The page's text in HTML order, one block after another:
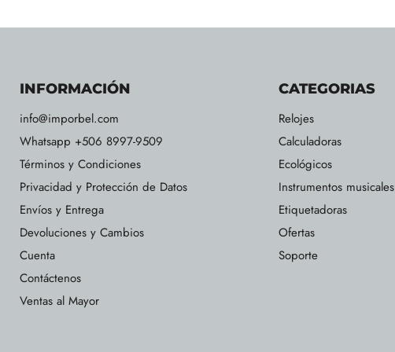
INFORMACIÓN
info@imporbel.com
Whatsapp +506 8997-9509
Términos y Condiciones
Privacidad y Protección de Datos
Envíos y Entrega
Devoluciones y Cambios
Cuenta
Contáctenos
Ventas al Mayor
CATEGORIAS
Relojes
Calculadoras
Ecológicos
Instrumentos musicales
Etiquetadoras
Ofertas
Soporte